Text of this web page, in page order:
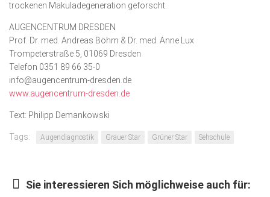
trockenen Makuladegeneration geforscht.
AUGENCENTRUM DRESDEN
Prof. Dr. med. Andreas Böhm & Dr. med. Anne Lux
Trompeterstraße 5, 01069 Dresden
Telefon 0351 89 66 35-0
info@augencentrum-dresden.de
www.augencentrum-dresden.de
Text: Philipp Demankowski
Tags: Augendiagnostik Grauer Star Grüner Star Sehschule
Sie interessieren Sich möglichweise auch für: